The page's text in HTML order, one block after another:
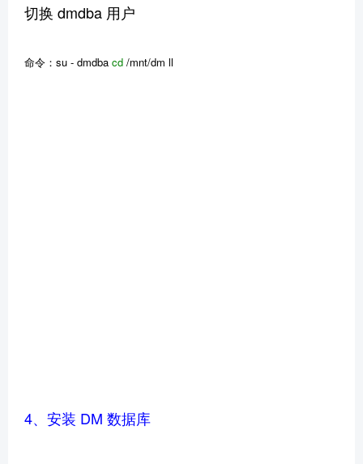
切换 dmdba 用户
命令：su - dmdba cd /mnt/dm ll
4、安装 DM 数据库